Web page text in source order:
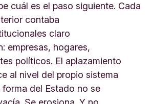
cuál es el paso siguiente. Cada
contaba
claro
empresas, hogares,
políticos. El aplazamiento
al nivel del propio sistema
del Estado no se